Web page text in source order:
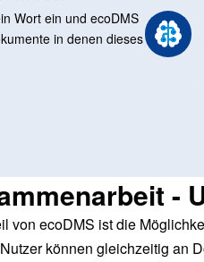
Wort ein und ecoDMS
in denen dieses
-
von ecoDMS ist die
können gleichzeitig an